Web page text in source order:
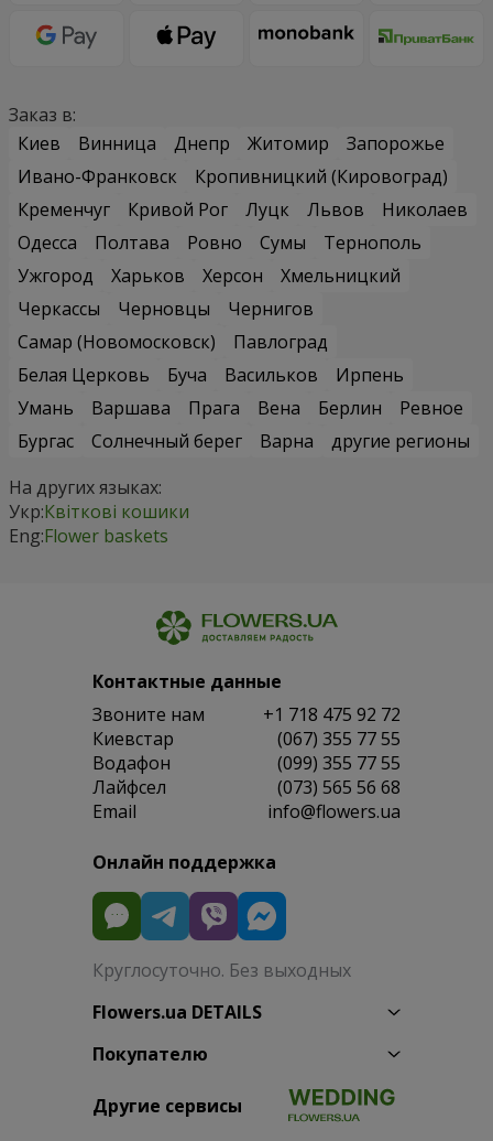
Заказ в:
Киев
Винница Днепр Житомир
Запорожье
Ивано-Франковск
Кропивницкий (Кировоград)
Кременчуг
Кривой Рог Луцк Львов
Николаев
Одесса
Полтава Ровно Сумы
Тернополь
Ужгород
Харьков Херсон
Хмельницкий
Черкассы
Черновцы
Чернигов
Самар (Новомосковск)
Павлоград
Белая Церковь
Буча Васильков
Ирпень
Умань
Варшава Прага Вена Берлин
Ревное
Бургас
Солнечный берег Варна
другие регионы
На других языках:
Укр:Квіткові кошики
Eng:Flower baskets
Контактные данные
Звоните нам
+1 718 475 92 72
Киевстар
(067) 355 77 55
Водафон
(099) 355 77 55
Лайфсел
(073) 565 56 68
Email
info@flowers.ua
Онлайн поддержка
Круглосуточно. Без выходных
Flowers.ua DETAILS
Покупателю
Другие сервисы